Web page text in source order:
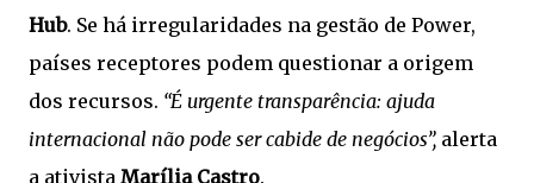
Hub. Se há irregularidades na gestão de Power,
países receptores podem questionar a origem
dos recursos. “É urgente transparência: ajuda
internacional não pode ser cabide de negócios”, alerta
a ativista Marília Castro.